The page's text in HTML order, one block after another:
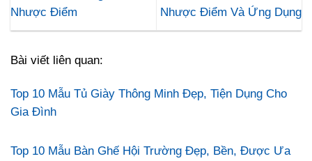
Nhược Điểm
Nhược Điểm Và Ứng Dụng
Bài viết liên quan:
Top 10 Mẫu Tủ Giày Thông Minh Đẹp, Tiện Dụng Cho
Gia Đình
Top 10 Mẫu Bàn Ghế Hội Trường Đẹp, Bền, Được Ưa